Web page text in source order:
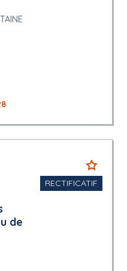
de
RECTIFICATIF